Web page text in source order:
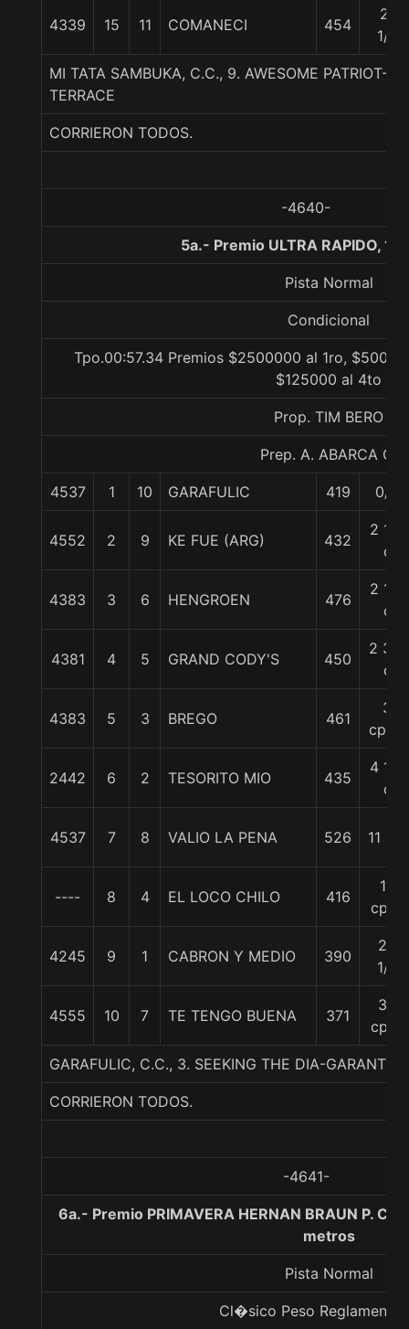
4339 15 11 COMANECI 454
21
1/2
MI TATA SAMBUKA, C.C., 9. AWESOME PATRIOT-
TERRACE
CORRIERON TODOS.
-4640-
5a.- Premio ULTRA RAPIDO,
Pista Normal
Condicional
Tpo.00:57.34 Premios $2500000 al 1ro,
$125000 al 4to
Prop. TIM BERO
Prep. A. ABARCA G.
4537 1 10 GARAFULIC 419 0/0
4552 2 9 KE FUE (ARG) 432
2 1/4
c
4383 3 6 HENGROEN 476
2 1/2
c
4381 4 5 GRAND CODY'S 450
2 3/4
c
4383 5 3 BREGO 461
3
cpos.
2442 6 2 TESORITO MIO 435
4 1/2
c
4537 7 8 VALIO LA PENA 526 11 1/2
---- 8 4 EL LOCO CHILO 416
14
cpos
4245 9 1 CABRON Y MEDIO 390
23
1/2
4555 10 7 TE TENGO BUENA 371
38
cpos
GARAFULIC, C.C., 3. SEEKING THE DIA-
CORRIERON TODOS.
-4641-
6a.- Premio PRIMAVERA HERNAN BRAUN P.
metros
Pista Normal
Cl�sico Peso Reglamento